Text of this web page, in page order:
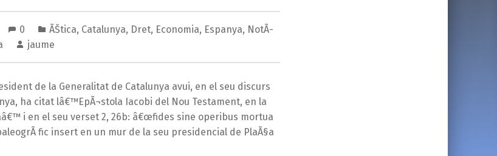
0 ÃŠtica, Catalunya, Dret, Economia, Espanya, NotÃ­
jaume
de la Generalitat de Catalunya avui, en el seu discurs
ha citat lâ€™EpÃ¬stola Iacobi del Nou Testament, en la
i en el seu verset 2, 26b: â€œfides sine operibus mortua
fic insert en un mur de la seu presidencial de PlaÃ§a